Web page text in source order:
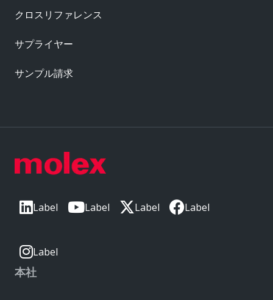
Label Label Label Label
Label
本社
クロスリファレンス
サプライヤー
サンプル請求